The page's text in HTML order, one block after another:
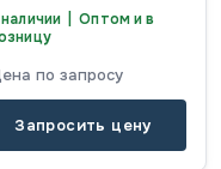
| Оптом и в
по запросу
Запросить цену